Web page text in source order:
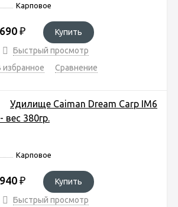
Карповое
₽
Купить
Быстрый просмотр
избранное
Сравнение
Удилище Caiman Dream Carp IM6
вес 380гр.
Карповое
₽
Купить
Быстрый просмотр